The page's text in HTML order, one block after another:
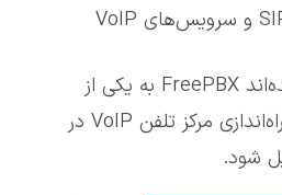
همین قابلیت‌ها باعث شده‌اند FreePBX به یکی از
محبوب‌ترین گزینه‌ها برای راه‌اندازی مرکز تلفن VoIP در
شود.